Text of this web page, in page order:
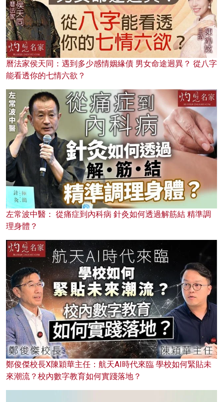
曆法家侯天同：遇到多少感情姻緣債 男女命途迥異？ 從八字
能看透你的七情六欲？
左常波中醫： 從痛症到內科病 針灸如何透過解筋結 精準調
理身體？
鄭俊傑校長X陳穎華主任：航天AI時代來臨 學校如何緊貼未
來潮流？校內數字教育如何實踐落地？